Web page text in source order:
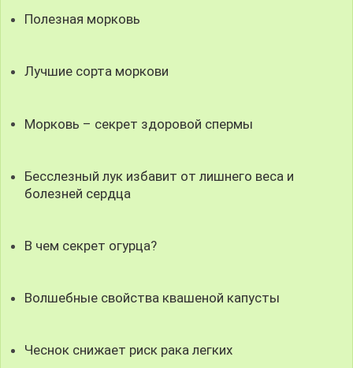
Полезная морковь
Лучшие сорта моркови
Морковь – секрет здоровой спермы
Бесслезный лук избавит от лишнего веса и
болезней сердца
В чем секрет огурца?
Волшебные свойства квашеной капусты
Чеснок снижает риск рака легких